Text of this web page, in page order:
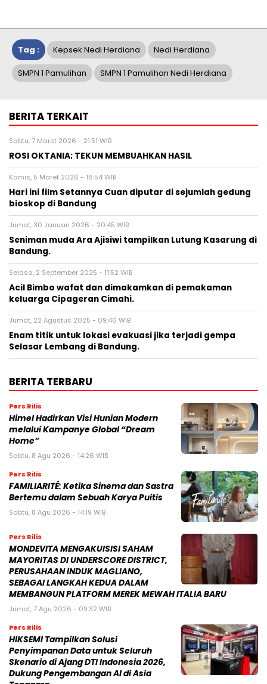
Tag : Kepsek Nedi Herdiana Nedi Herdiana
SMPN 1 Pamulihan SMPN 1 Pamulihan Nedi Herdiana
BERITA TERKAIT
Sabtu, 7 Maret 2026 - 21:51 WIB
ROSI OKTANIA; TEKUN MEMBUAHKAN HASIL
Kamis, 5 Maret 2026 - 16:54 WIB
Hari ini film Setannya Cuan diputar di sejumlah gedung
bioskop di Bandung
Jumat, 30 Januari 2026 - 20:45 WIB
Seniman muda Ara Ajisiwi tampilkan Lutung Kasarung di
Bandung.
Selasa, 2 September 2025 - 11:52 WIB
Acil Bimbo wafat dan dimakamkan di pemakaman
keluarga Cipageran Cimahi.
Jumat, 22 Agustus 2025 - 09:46 WIB
Enam titik untuk lokasi evakuasi jika terjadi gempa
Selasar Lembang di Bandung.
BERITA TERBARU
Pers Rilis
Himel Hadirkan Visi Hunian Modern
melalui Kampanye Global “Dream
Home”
Sabtu, 8 Agu 2026 - 14:26 WIB
Pers Rilis
FAMILIARITÉ: Ketika Sinema dan Sastra
Bertemu dalam Sebuah Karya Puitis
Sabtu, 8 Agu 2026 - 14:19 WIB
Pers Rilis
MONDEVITA MENGAKUISISI SAHAM
MAYORITAS DI UNDERSCORE DISTRICT,
PERUSAHAAN INDUK MAGLIANO,
SEBAGAI LANGKAH KEDUA DALAM
MEMBANGUN PLATFORM MEREK MEWAH ITALIA BARU
Jumat, 7 Agu 2026 - 09:32 WIB
Pers Rilis
HIKSEMI Tampilkan Solusi
Penyimpanan Data untuk Seluruh
Skenario di Ajang DTI Indonesia 2026,
Dukung Pengembangan AI di Asia